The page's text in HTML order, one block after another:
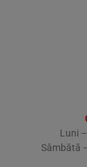
Luni
Sâmbătă